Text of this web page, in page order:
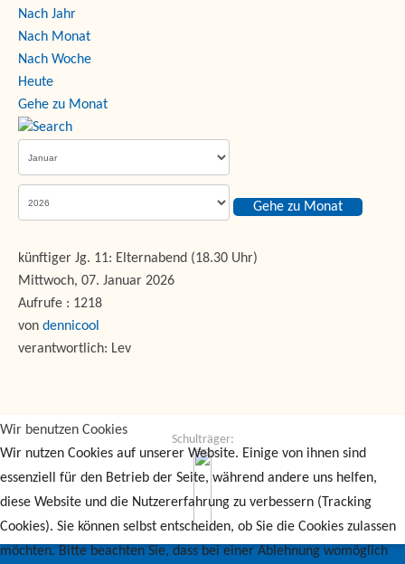
Nach Jahr
Nach Monat
Nach Woche
Heute
Gehe zu Monat
Gehe zu Monat
künftiger Jg. 11: Elternabend (18.30 Uhr)
Mittwoch, 07. Januar 2026
Aufrufe : 1218
von dennicool
verantwortlich: Lev
Schulträger:
Wir benutzen Cookies
Wir nutzen Cookies auf unserer Website. Einige von ihnen sind
essenziell für den Betrieb der Seite, während andere uns helfen,
diese Website und die Nutzererfahrung zu verbessern (Tracking
Cookies). Sie können selbst entscheiden, ob Sie die Cookies zulassen
möchten. Bitte beachten Sie, dass bei einer Ablehnung womöglich